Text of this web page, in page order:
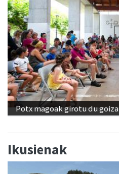
Potx magoak girotu du goiza
Ikusienak